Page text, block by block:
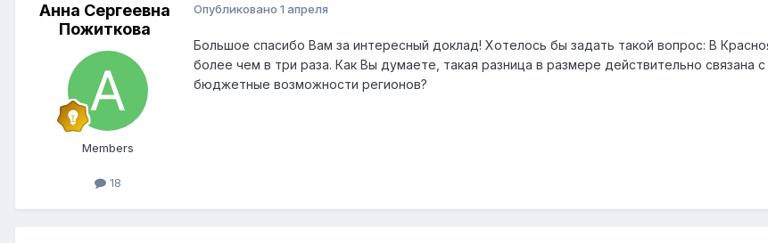
Анна Сергеевна
Пожиткова
Members
18
Опубликовано 1 апреля
Большое спасибо Вам за интересный доклад! Хотелось бы задать такой вопрос: В
более чем в три раза. Как Вы думаете, такая разница в размере действительно связана
бюджетные возможности регионов?